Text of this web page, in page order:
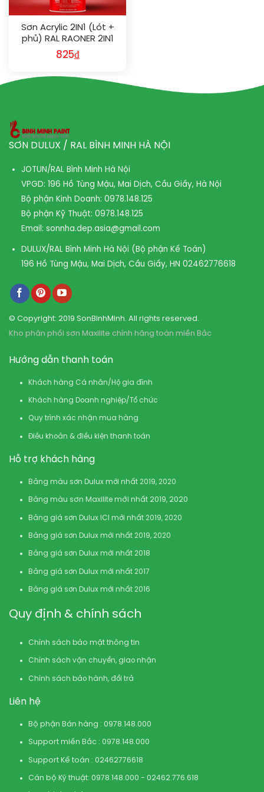
Sơn Acrylic 2IN1 (Lót +
phủ) RAL RAONER 2IN1
1026
825₫
SƠN DULUX / RAL BÌNH MINH HÀ NỘI
JOTUN/RAL Bình Minh Hà Nội
VPGD: 196 Hồ Tùng Mậu, Mai Dịch, Cầu Giấy, Hà Nội
Bộ phận Kinh Doanh: 0978.148.125
Bộ phận Kỹ Thuật: 0978.148.125
Email: sonnha.dep.asia@gmail.com
DULUX/RAL Bình Minh Hà Nội (Bộ phận Kế Toán)
196 Hồ Tùng Mậu, Mai Dịch, Cầu Giấy, HN 02462776618
© Copyright: 2019 SonBinhMinh. All rights reserved.
Kho phân phối sơn Maxilite chính hãng toàn miền Bắc
Hướng dẫn thanh toán
Khách hàng Cá nhân/Hộ gia đình
Khách hàng Doanh nghiệp/Tổ chức
Quy trình xác nhận mua hàng
Điều khoản & điều kiện thanh toán
Hỗ trợ khách hàng
Bảng màu sơn Dulux mới nhất 2019, 2020
Bảng màu sơn Maxilite mới nhất 2019, 2020
Bảng giá sơn Dulux ICI mới nhất 2019, 2020
Bảng giá sơn Dulux mới nhất 2019, 2020
Bảng giá sơn Dulux mới nhất 2018
Bảng giá sơn Dulux mới nhất 2017
Bảng giá sơn Dulux mới nhất 2016
Quy định & chính sách
Chính sách bảo mật thông tin
Chính sách vận chuyển, giao nhận
Chính sách bảo hành, đổi trả
Liên hệ
Bộ phận Bán hàng : 0978.148.000
Support miền Bắc : 0978.148.000
Support Kế toán : 02462776618
Cán bộ Kỹ thuật: 0978.148.000 - 02462.776.618